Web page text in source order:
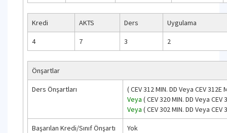
Kredi AKTS Ders Uygulama
4 7 3 2
Önşartlar
Ders Önşartları (CEV 312MIN. DD Veya CEV 312E
Veya (CEV 320MIN. DD Veya CEV
Veya (CEV 302MIN. DD Veya CEV
Başarılan Kredi/Sınıf Önşartı Yok